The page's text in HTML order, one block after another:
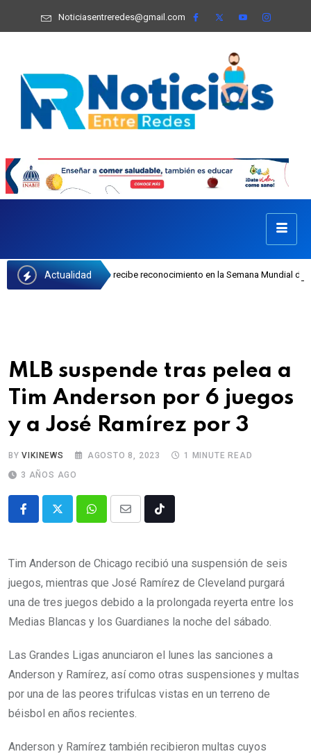
Noticiasentreredes@gmail.com
Actualidad
Castillo recibe reconocimiento en la Semana Mundial de la Lactancia
MLB suspende tras pelea a
Tim Anderson por 6 juegos
y a José Ramírez por 3
BYVIKINEWS AGOSTO 8, 2023
1 MINUTE READ
3 AÑOS AGO
Tim Anderson de Chicago recibió una suspensión de seis
juegos, mientras que José Ramírez de Cleveland purgará
una de tres juegos debido a la prolongada reyerta entre los
Medias Blancas y los Guardianes la noche del sábado.
Las Grandes Ligas anunciaron el lunes las sanciones a
Anderson y Ramírez, así como otras suspensiones y multas
por una de las peores trifulcas vistas en un terreno de
béisbol en años recientes.
Anderson y Ramírez también recibieron multas cuyos